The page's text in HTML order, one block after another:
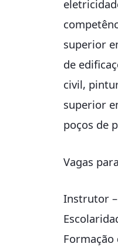
superior
de
civil,
superior
poços de
Vagas
Instrutor